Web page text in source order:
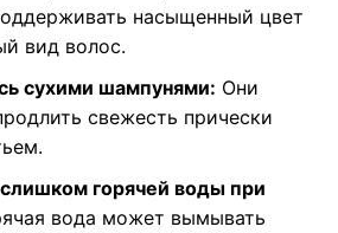
насыщенный цвет
вид волос.
сухими шампунями: Они
свежесть прически
горячей воды при
вода может вымывать